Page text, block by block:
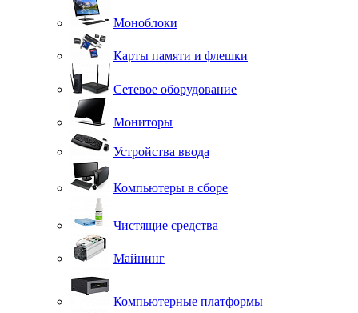
Моноблоки
Карты памяти и флешки
Сетевое оборудование
Мониторы
Устройства ввода
Компьютеры в сборе
Чистящие средства
Майнинг
Компьютерные платформы